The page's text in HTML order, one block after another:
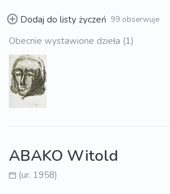
Dodaj do listy życzeń 99 obserwuje
Obecnie wystawione dzieła (1)
ABAKO Witold
(ur. 1958)